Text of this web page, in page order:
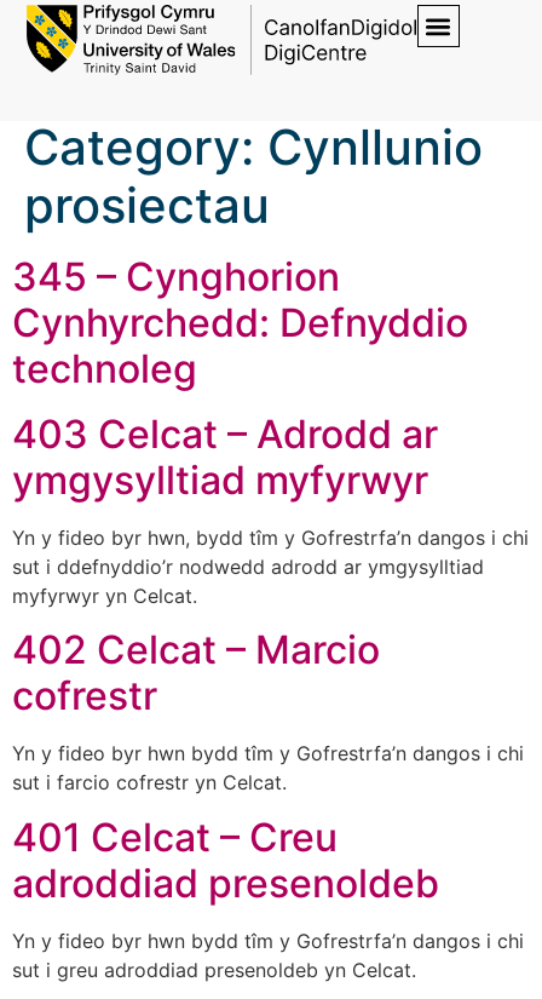
Category: Cynllunio
prosiectau
345 – Cynghorion
Cynhyrchedd: Defnyddio
technoleg
403 Celcat – Adrodd ar
ymgysylltiad myfyrwyr
Yn y fideo byr hwn, bydd tîm y Gofrestrfa’n dangos i chi
sut i ddefnyddio’r nodwedd adrodd ar ymgysylltiad
myfyrwyr yn Celcat.
402 Celcat – Marcio
cofrestr
Yn y fideo byr hwn bydd tîm y Gofrestrfa’n dangos i chi
sut i farcio cofrestr yn Celcat.
401 Celcat – Creu
adroddiad presenoldeb
Yn y fideo byr hwn bydd tîm y Gofrestrfa’n dangos i chi
sut i greu adroddiad presenoldeb yn Celcat.